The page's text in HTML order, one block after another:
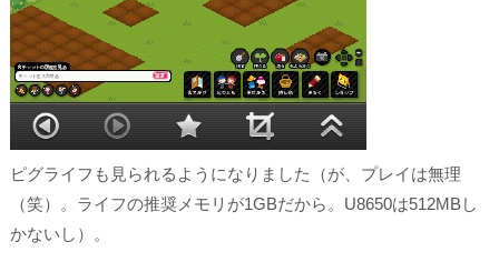
ピグライフも見られるようになりました（が、プレイは無理
（笑）。ライフの推奨メモリが1GBだから。U8650は512MBし
かないし）。